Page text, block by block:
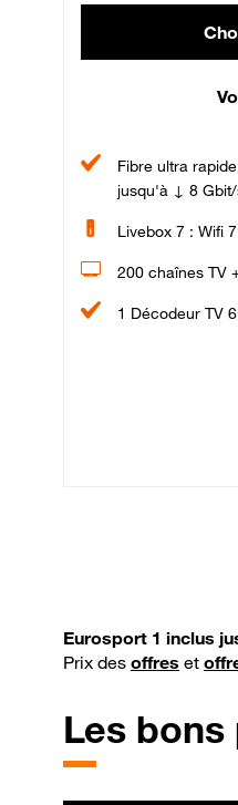
Fibre ultra
jusqu'à ↓ 8
Livebox 7 : Wifi
200 chaînes TV
1 Décodeur TV 6
Eurosport 1 inclus
Prix des offres et
Les